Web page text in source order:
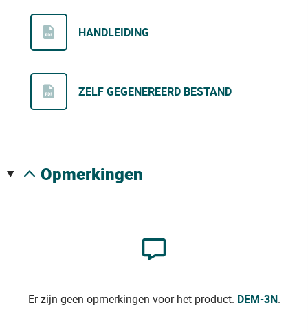
HANDLEIDING
ZELF GEGENEREERD BESTAND
opmerkingen
Er zijn geen opmerkingen voor het product. DEM-3N.